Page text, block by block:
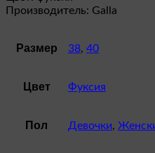
Производитель: Galla
Размер 38, 40
Цвет Фуксия
Пол Девочки,